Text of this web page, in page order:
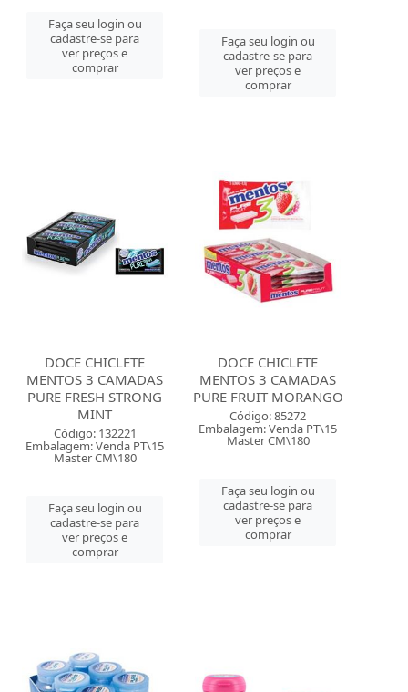
Faça seu login ou
cadastre-se para
ver preços e
comprar
Faça seu login ou
cadastre-se para
ver preços e
comprar
DOCE CHICLETE
MENTOS 3 CAMADAS
PURE FRESH STRONG
MINT
Código: 132221
Embalagem: Venda PT\15
Master CM\180
Faça seu login ou
cadastre-se para
ver preços e
comprar
DOCE CHICLETE
MENTOS 3 CAMADAS
PURE FRUIT MORANGO
Código: 85272
Embalagem: Venda PT\15
Master CM\180
Faça seu login ou
cadastre-se para
ver preços e
comprar